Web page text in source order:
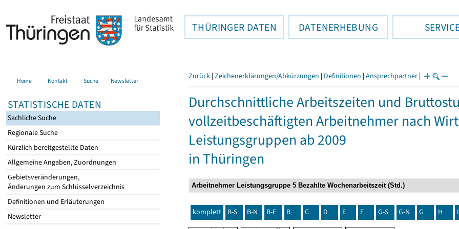
THÜRINGER DATEN DATENERHEBUNG
Home Kontakt Suche Newsletter
STATISTISCHE DATEN
Sachliche Suche
Regionale Suche
Kürzlich bereitgestellte Daten
Allgemeine Angaben, Zuordnungen
Gebietsveränderungen,
Änderungen zum Schlüsselverzeichnis
Definitionen und Erläuterungen
Newsletter
Zurück | Zeichenerklärungen/Abkürzungen | Definitionen | Ansprechpartner |
Durchschnittliche Arbeitszeiten und
vollzeitbeschäftigten Arbeitnehmer nach
Leistungsgruppen ab 2009
in Thüringen
komplett B-S B-N B-F B C D E F G-S G-N G H I